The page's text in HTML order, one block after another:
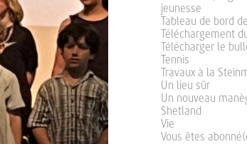
jeunesse
Tableau de bord
Téléchargement
Télécharger le
Tennis
Travaux à la
Un lieu sûr
Un nouveau
Shetland
Vie
Vous êtes